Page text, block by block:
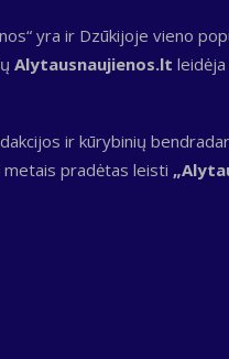
yra ir Dzūkijoje vieno
Alytausnaujienos.lt
ir kūrybinių
pradėtas leisti